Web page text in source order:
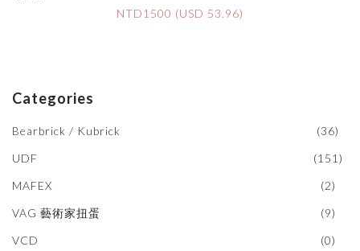
Categories
Bearbrick / Kubrick
(36)
UDF
(151)
MAFEX
(2)
VAG 藝術家扭蛋
(9)
VCD
(0)
Akurima Robot By Mirock Toy - Yellow / Black
NTD1500 (USD 53.96)